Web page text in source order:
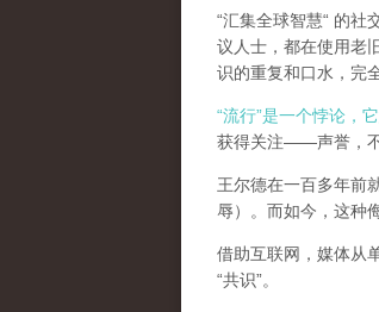
“汇集全球智慧“ 的社
议人士，都在使用老
识的重复和口水，完
“流行”是一个悖论，
获得关注——声誉，不
王尔德在一百多年前
辱）。而如今，这种
借助互联网，媒体从
“共识”。